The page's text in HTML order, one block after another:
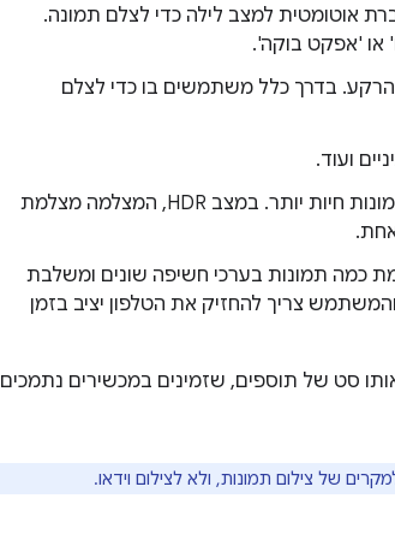
אוטומטית למצב לילה כדי לצלם תמונה.
או 'אפקט בוקה'.
בדרך כלל משתמשים בו כדי לצלם
ועוד.
מרחיב את טווח החשיפה, וכך התמונות חיות יותר. במצב HDR, המצלמה מצלמת
כמה תמונות בערכי חשיפה שונים ומשלבת
צריך להחזיק את הטלפון יציב בזמן
סט של תוספים, שזמינים במכשירים נתמכים